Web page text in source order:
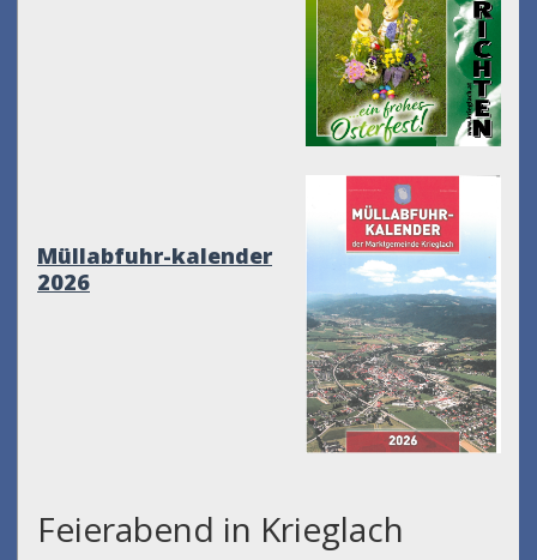
Müllabfuhr-kalender
2026
Feierabend in Krieglach